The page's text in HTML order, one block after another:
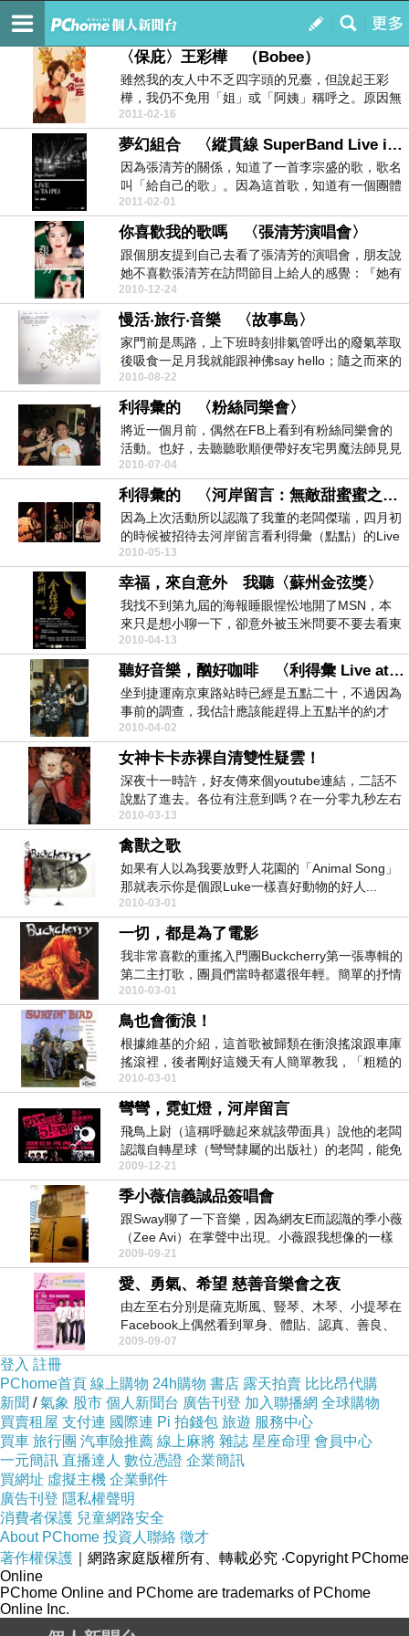
我的
訂閱
豺遊民
〈保庇〉王彩樺 （Bobee）
雖然我的友人中不乏四字頭的兄臺，但說起王彩
樺，我仍不免用「姐」或「阿姨」稱呼之。原因無
他，各位不覺...
2011-02-16
夢幻組合 〈縱貫線 SuperBand Live in Taipei － 出發‧終點站〉
因為張清芳的關係，知道了一首李宗盛的歌，歌名
叫「給自己的歌」。因為這首歌，知道有一個團體
叫「縱貫線...
2011-02-01
你喜歡我的歌嗎 〈張清芳演唱會〉
跟個朋友提到自己去看了張清芳的演唱會，朋友說
她不喜歡張清芳在訪問節目上給人的感覺：『她有
公主病』。...
2010-12-24
慢活‧旅行‧音樂 〈故事島〉
家門前是馬路，上下班時刻排氣管呼出的廢氣萃取
後吸食一足月我就能跟神佛say hello；隨之而來的
高...
2010-08-22
利得彙的 〈粉絲同樂會〉
將近一個月前，偶然在FB上看到有粉絲同樂會的
活動。也好，去聽聽歌順便帶好友宅男魔法師見見
市面，老窩在...
2010-07-04
利得彙的 〈河岸留言：無敵甜蜜蜜之夜〉
因為上次活動所以認識了我董的老闆傑瑞，四月初
的時候被招待去河岸留言看利得彙（點點）的Live
演出。夜...
2010-05-13
幸福，來自意外 我聽〈蘇州金弦獎〉
我找不到第九屆的海報睡眼惺忪地開了MSN，本
來只是想小聊一下，卻意外被玉米問要不要去看東
吳〈蘇州金弦...
2010-04-13
聽好音樂，酗好咖啡 〈利得彙 Live at 滴咖啡〉
坐到捷運南京東路站時已經是五點二十，不過因為
事前的調查，我估計應該能趕得上五點半的約才
對，所以仍邊走...
2010-04-02
女神卡卡赤裸自清雙性疑雲！
深夜十一時許，好友傳來個youtube連結，二話不
說點了進去。各位有注意到嗎？在一分零九秒左右
的...
2010-03-13
禽獸之歌
如果有人以為我要放野人花園的「Animal Song」
那就表示你是個跟Luke一樣喜好動物的好人...
2010-03-01
一切，都是為了電影
我非常喜歡的重搖入門團Buckcherry第一張專輯的
第二主打歌，團員們當時都還很年輕。簡單的抒情
搖...
2010-03-01
鳥也會衝浪！
根據維基的介紹，這首歌被歸類在衝浪搖滾跟車庫
搖滾裡，後者剛好這幾天有人簡單教我，「粗糙的
吵」，這是我...
2010-03-01
彎彎，霓虹燈，河岸留言
飛鳥上尉（這稱呼聽起來就該帶面具）說他的老闆
認識自轉星球（彎彎隸屬的出版社）的老闆，能免
費看演唱會，...
2009-12-21
季小薇信義誠品簽唱會
跟Sway聊了一下音樂，因為網友E而認識的季小薇
（Zee Avi）在掌聲中出現。小薇跟我想像的一樣
親...
2009-09-21
愛、勇氣、希望 慈善音樂會之夜
由左至右分別是薩克斯風、豎琴、木琴、小提琴在
Facebook上偶然看到單身、體貼、認真、善良、
有愛心...
2009-09-07
登入 註冊
PChome首頁 線上購物 24h購物 書店 露天拍賣 比比昂代購
新聞 /氣象 股市 個人新聞台 廣告刊登 加入聯播網 全球購物
買賣租屋 支付連 國際連 Pi 拍錢包 旅遊 服務中心
買車 旅行團 汽車險推薦 線上麻將 雜誌 星座命理 會員中心
一元簡訊 直播達人 數位憑證 企業簡訊
買網址 虛擬主機 企業郵件
廣告刊登 隱私權聲明
消費者保護 兒童網路安全
About PChome 投資人聯絡 徵才
著作權保護 ｜網路家庭版權所有、轉載必究 ‧Copyright PChome
Online
PChome Online and PChome are trademarks of PChome
Online Inc.